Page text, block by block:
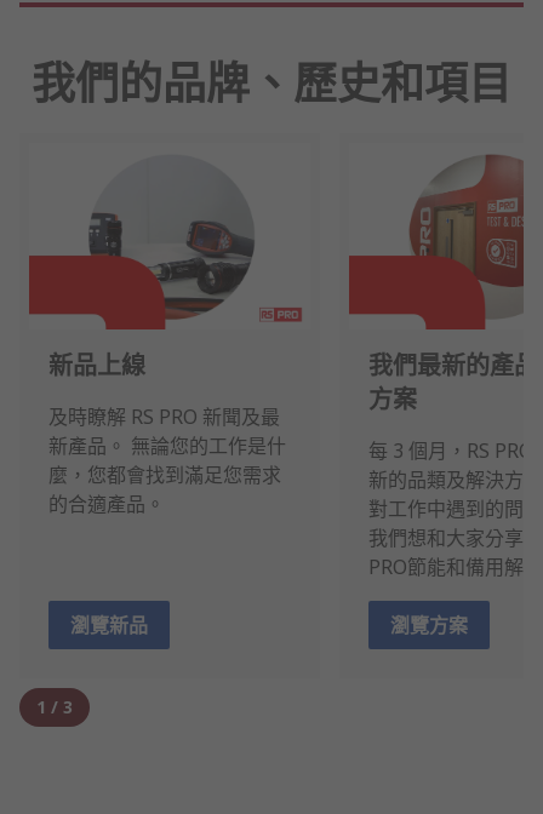
我們的品牌、歷史和項目
新品上線
及時瞭解 RS PRO 新聞及最
新產品。 無論您的工作是什
麼，您都會找到滿足您需求
的合適產品。
瀏覽新品
我們最新的產
方案
每 3 個月，RS PRO
新的品類及解決方
對工作中遇到的問
我們想和大家分享
PRO節能和備用解
瀏覽方案
1 / 3